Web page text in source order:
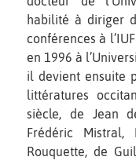
habilité à diriger
conférences à
en 1996 à
il devient ensuite
littératures
siècle, de Jean
Frédéric Mistral,
Rouquette, de